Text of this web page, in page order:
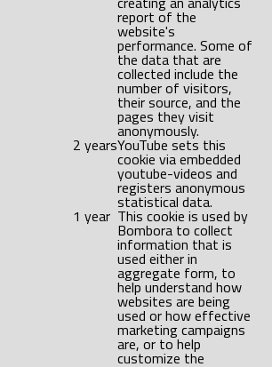
report of the
website's
performance. Some of
the data that are
collected include the
number of visitors,
their source, and the
pages they visit
anonymously.
2 yearsYouTube sets this
cookie via embedded
youtube-videos and
registers anonymous
statistical data.
1 year This cookie is used by
Bombora to collect
information that is
used either in
aggregate form, to
help understand how
websites are being
used or how effective
marketing campaigns
are, or to help
customize the